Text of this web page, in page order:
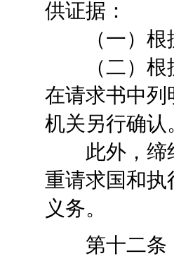
供证据：
（一）根
（二）根据
在请求书中列
机关另行确认
此外，缔约
重请求国和执
义务。
第十二条